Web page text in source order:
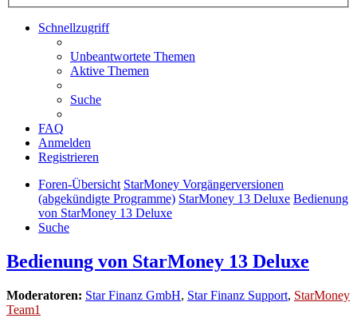
Schnellzugriff
Unbeantwortete Themen
Aktive Themen
Suche
FAQ
Anmelden
Registrieren
Foren-Übersicht StarMoney Vorgängerversionen
(abgekündigte Programme) StarMoney 13 Deluxe Bedienung
von StarMoney 13 Deluxe
Suche
Bedienung von StarMoney 13 Deluxe
Moderatoren: Star Finanz GmbH, Star Finanz Support, StarMoney
Team1